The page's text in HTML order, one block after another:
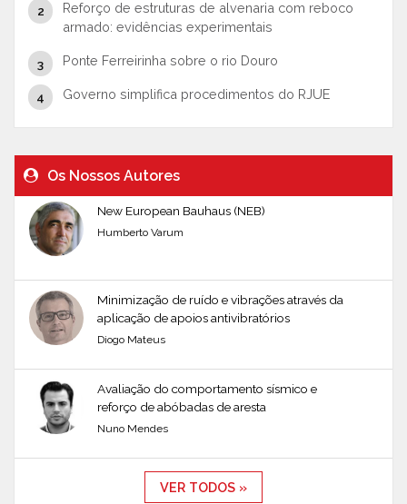
Reforço de estruturas de alvenaria com reboco
armado: evidências experimentais
Ponte Ferreirinha sobre o rio Douro
Governo simplifica procedimentos do RJUE
Os Nossos Autores
New European Bauhaus (NEB)
Humberto Varum
Minimização de ruído e vibrações através da
aplicação de apoios antivibratórios
Diogo Mateus
Avaliação do comportamento sísmico e
reforço de abóbadas de aresta
Nuno Mendes
VER TODOS »